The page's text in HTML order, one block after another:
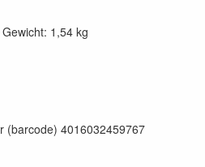
1,54 kg
(barcode) 4016032459767